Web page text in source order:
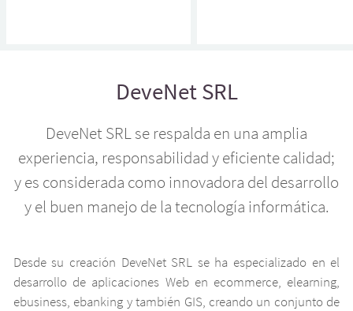
DeveNet SRL
DeveNet SRL se respalda en una amplia
experiencia, responsabilidad y eficiente calidad;
y es considerada como innovadora del desarrollo
y el buen manejo de la tecnología informática.
Desde su creación DeveNet SRL se ha especializado en el
desarrollo de aplicaciones Web en ecommerce, elearning,
ebusiness, ebanking y también GIS, creando un conjunto de